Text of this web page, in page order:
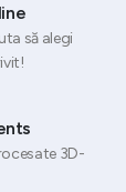
să alegi
3D-